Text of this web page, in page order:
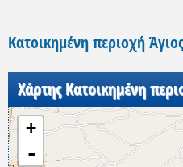
Κατοικημένη περιοχή
Χάρτης Κατοικημένη
+
-